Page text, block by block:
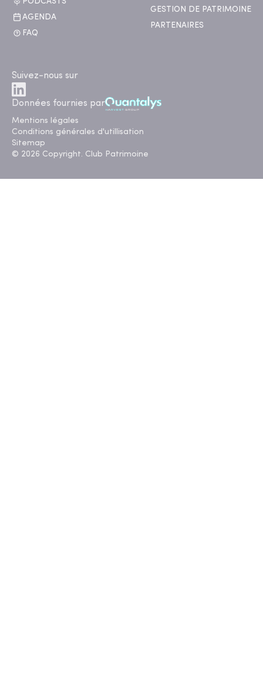
AGENDA
FAQ
GESTION DE PATRIMOINE
PARTENAIRES
Suivez-nous sur
Données fournies par
Mentions légales
Conditions générales d'utillisation
Sitemap
© 2026 Copyright. Club Patrimoine